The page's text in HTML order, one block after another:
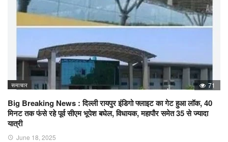
समाचार 71
Big Breaking News : दिल्ली रायपुर इंडिगो फ्लाइट का गेट हुआ लॉक, 40
मिनट तक फंसे रहे पूर्व सीएम भूपेश बघेल, विधायक, महापौर समेत 35 से ज्यादा
यात्री
June 18, 2025